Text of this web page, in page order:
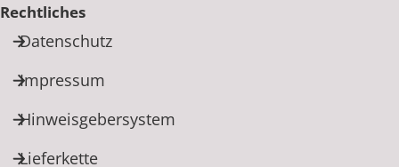
Rechtliches
Datenschutz
Impressum
Hinweisgebersystem
Lieferkette